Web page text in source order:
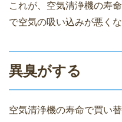
これが、空気清浄機の寿
で空気の吸い込みが悪くな
異臭がする
空気清浄機の寿命で買い